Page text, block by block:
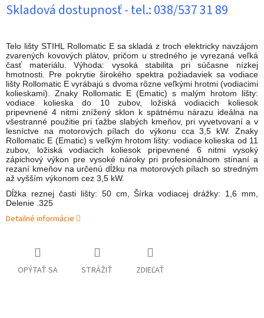
cena:
Skladová dostupnosť - tel.: 038/537 31 89
Telo lišty STIHL Rollomatic E sa skladá z troch elektricky navzájom
zvarených kovových plátov, pričom u stredného je vyrezaná veľká
časť materiálu. Výhoda: vysoká stabilita pri súčasne nízkej
hmotnosti. Pre pokrytie širokého spektra požiadaviek sa vodiace
lišty Rollomatic E vyrábajú s dvoma rôzne veľkými hrotmi (vodiacimi
kolieskami). Znaky Rollomatic E (Ematic) s malým hrotom lišty:
vodiace kolieska do 10 zubov, ložiská vodiacich koliesok
pripevnené 4 nitmi znížený sklon k spätnému nárazu ideálna na
všestranné použitie pri ťažbe slabých kmeňov, pri vyvetvovaní a v
lesníctve na motorových pílach do výkonu cca 3,5 kW. Znaky
Rollomatic E (Ematic) s veľkým hrotom lišty: vodiace kolieska od 11
zubov, ložiská vodiacich koliesok pripevnené 6 nitmi vysoký
zápichový výkon pre vysoké nároky pri profesionálnom stínaní a
rezaní kmeňov na určenú dĺžku na motorových pílach so stredným
až vyšším výkonom cez 3,5 kW.
Dĺžka reznej časti lišty: 50 cm, Šírka vodiacej drážky: 1,6 mm,
Delenie .325
Detailné informácie
OPÝTAŤ SA STRÁŽIŤ ZDIEĽAŤ